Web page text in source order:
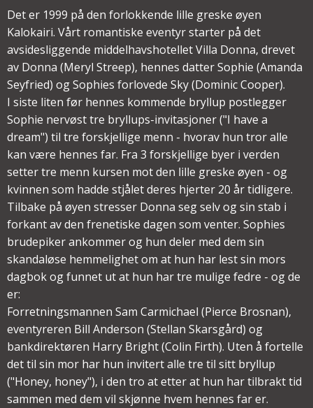
Det er 1999 på den forlokkende lille greske øyen
Kalokairi. Vårt romantiske eventyr starter på det
avsidesliggende middelhavshotellet Villa Donna, drevet
av Donna (Meryl Streep), hennes datter Sophie (Amanda
Seyfried) og Sophies forlovede Sky (Dominic Cooper).
I siste liten før hennes kommende bryllup postlegger
Sophie nervøst tre bryllups-invitasjoner ("I have a
dream") til tre forskjellige menn - hvorav hun tror alle
kan være hennes far. Fra 3 forskjellige byer i verden
setter tre menn kursen mot den lille greske øyen - og
kvinnen som hadde stjålet deres hjerter 20 år tidligere.
Tilbake på øyen stresser Donna seg selv og sin stab i
forkant av den frenetiske dagen som venter. Sophies
brudepiker ankommer og hun deler med dem sin
skandaløse hemmelighet om at hun har lest sin mors
dagbok og funnet ut at hun har tre mulige fedre - og de
er:
Forretningsmannen Sam Carmichael (Pierce Brosnan),
eventyreren Bill Anderson (Stellan Skarsgård) og
bankdirektøren Harry Bright (Colin Firth). Uten å fortelle
det til sin mor har hun invitert alle tre til sitt bryllup
("Honey, honey"), i den tro at etter at hun har tilbrakt tid
sammen med dem vil skjønne hvem hennes far er.